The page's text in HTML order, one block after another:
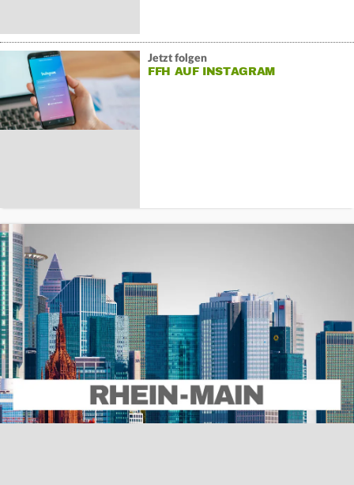
Jetzt folgen
FFH AUF INSTAGRAM